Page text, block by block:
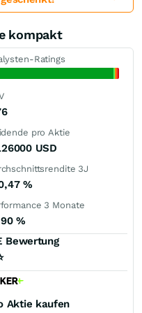
kompakt
Ratings
pro Aktie
USD
3J
%
3 Monate
%
Bewertung
Aktie kaufen